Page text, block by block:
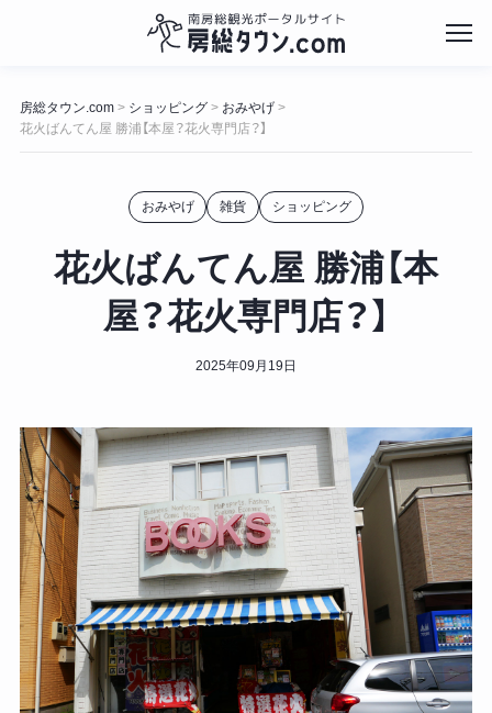
ン
テ
房総タウン.com> ショッピング> おみやげ>
花火ばんてん屋 勝浦【本屋？花火専門店？】
おみやげ 雑貨 ショッピング
花火ばんてん屋 勝浦【本
屋？花火専門店？】
2025年09月19日